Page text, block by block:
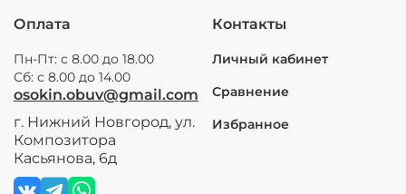
Оплата
Контакты
Пн-Пт: с 8.00 до 18.00
Сб: с 8.00 до 14.00
osokin.obuv@gmail.com
г. Нижний Новгород, ул.
Композитора
Касьянова, 6д
Личный кабинет
Сравнение
Избранное